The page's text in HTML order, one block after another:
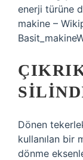
enerji türüne
makine –
Dönen
kullanılan bir
dönme